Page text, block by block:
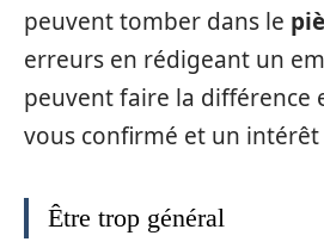
peuvent tomber dans le
erreurs en rédigeant un
peuvent faire la différence
vous confirmé et un
Être trop général